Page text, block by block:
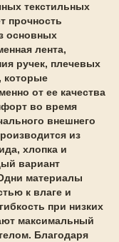
текстильных
прочность
основных
лента,
ручек, плечевых
которые
от ее качества
во время
внешнего
из
хлопка и
вариант
материалы
к влаге и
при низких
максимальный
Благодаря